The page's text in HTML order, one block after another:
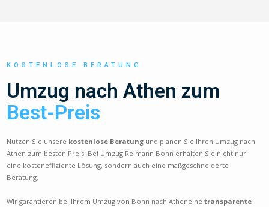
KOSTENLOSE BERATUNG
Umzug nach Athen zum
Best-Preis
Nutzen Sie unsere kostenlose Beratung und planen Sie Ihren Umzug nach
Athen zum besten Preis. Bei Umzug Reimann Bonn erhalten Sie nicht nur
eine kosteneffiziente Lösung, sondern auch eine maßgeschneiderte
Beratung.
Wir garantieren bei Ihrem Umzug von Bonn nach Atheneinetransparente